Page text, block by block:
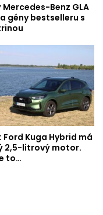
Mercedes-Benz GLA
gény bestselleru s
Ford Kuga Hybrid má
2,5-litrový motor.
to…